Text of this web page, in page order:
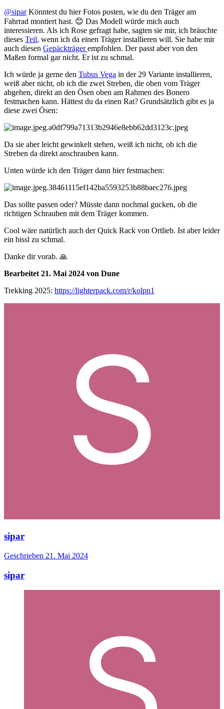
@siparKönntest du hier Fotos posten, wie du den Träger am
Fahrrad montiert hast. 😊 Das Modell würde mich auch
interessieren. Als ich Rose gefragt habe, sagten sie mir, ich bräuchte
dieses Teil, wenn ich da einen Träger installieren will. Sie habe mir
auch diesen Gepäckträgerempfohlen. Der passt aber von den
Maßen formal gar nicht. Er ist zu schmal.
Ich würde ja gerne den Tubus Vega in der 29 Variante installieren,
weiß aber nicht, ob ich die zwei Streben, die oben vom Träger
abgehen, direkt an den Ösen oben am Rahmen des Bonero
festmachen kann. Hättest du da einen Rat? Grundsätzlich gibt es ja
diese zwei Ösen:
Da sie aber leicht gewinkelt stehen, weiß ich nicht, ob ich die
Streben da direkt anschrauben kann.
Unten würde ich den Träger dann hier festmachen:
Das sollte passen oder? Müsste dann nochmal gucken, ob die
richtigen Schrauben mit dem Träger kommen.
Cool wäre natürlich auch derQuick Rack von Ortlieb. Ist aber leider
ein bissl zu schmal.
Danke dir vorab. 🙏
Bearbeitet21. Mai 2024 von Dune
Trekking 2025: https://lighterpack.com/r/kolpn1
sipar
Geschrieben 21. Mai 2024
sipar